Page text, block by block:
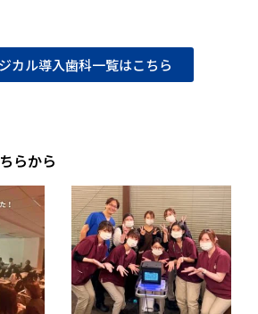
カル導入歯科一覧はこちら
らから